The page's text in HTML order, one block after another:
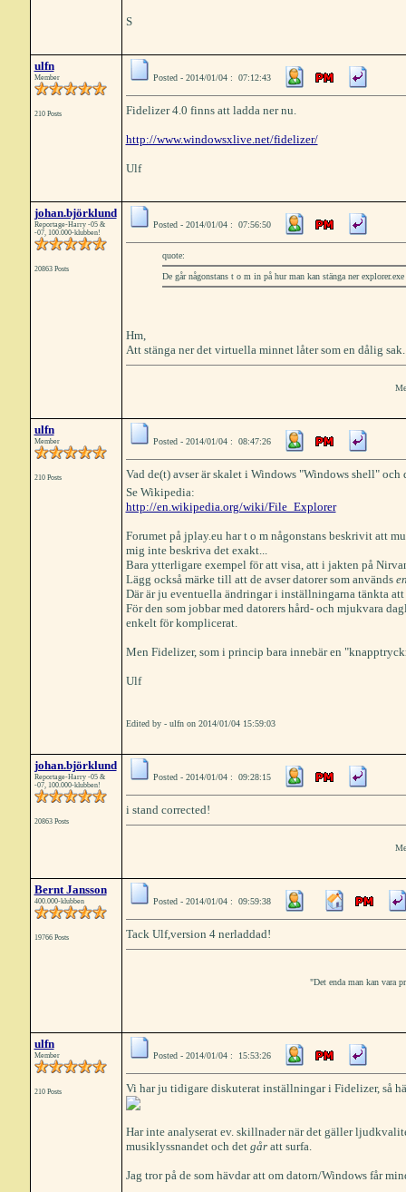
S
ulfn
Member
210 Posts
Posted - 2014/01/04 : 07:12:43
Fidelizer 4.0 finns att ladda ner nu.
http://www.windowsxlive.net/fidelizer/
Ulf
johan.björklund
Reportage-Harry -05 &
-07, 100.000-klubben!
20863 Posts
Posted - 2014/01/04 : 07:56:50
quote:
De går någonstans t o m in på hur man kan stänga ner
Hm,
Att stänga ner det virtuella minnet låter som en dålig sak.
ulfn
Member
210 Posts
Posted - 2014/01/04 : 08:47:26
Vad de(t) avser är skalet i Windows "Windows shell"
Se Wikipedia:
http://en.wikipedia.org/wiki/File_Explorer
Forumet på jplay.eu har t o m någonstans beskrivit att
mig inte beskriva det exakt...
Bara ytterligare exempel för att visa, att i jakten på
Lägg också märke till att de avser datorer som används
Där är ju eventuella ändringar i inställningarna tänkta
För den som jobbar med datorers hård- och mjukvara
enkelt för komplicerat.
Men Fidelizer, som i princip bara innebär en
Ulf
Edited by - ulfn on 2014/01/04 15:59:03
johan.björklund
Reportage-Harry -05 &
-07, 100.000-klubben!
20863 Posts
Posted - 2014/01/04 : 09:28:15
i stand corrected!
Bernt Jansson
400.000-klubben
19766 Posts
Posted - 2014/01/04 : 09:59:38
Tack Ulf,version 4 nerladdad!
"Det enda man kan vara
ulfn
Member
210 Posts
Posted - 2014/01/04 : 15:53:26
Vi har ju tidigare diskuterat inställningar i Fidelizer, så
Har inte analyserat ev. skillnader när det gäller
musiklyssnandet och det gåratt surfa.
Jag tror på de som hävdar att om datorn/Windows får